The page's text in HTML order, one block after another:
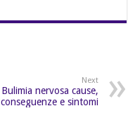
Next
Bulimia nervosa cause,
conseguenze e sintomi